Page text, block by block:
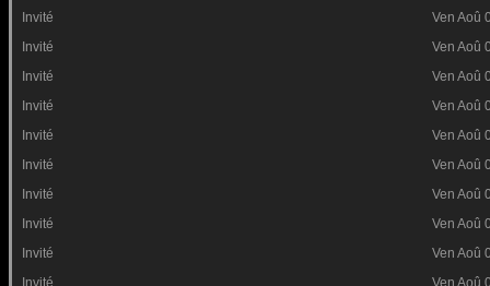
Invité
Ven Aoû
Invité
Ven Aoû
Invité
Ven Aoû
Invité
Ven Aoû
Invité
Ven Aoû
Invité
Ven Aoû
Invité
Ven Aoû
Invité
Ven Aoû
Invité
Ven Aoû
Invité
Ven Aoû